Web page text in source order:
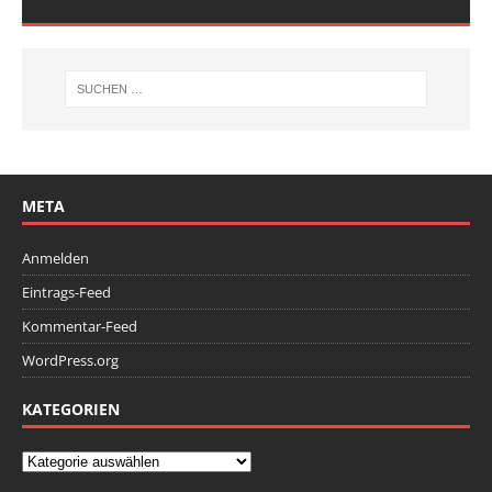
META
Anmelden
Eintrags-Feed
Kommentar-Feed
WordPress.org
KATEGORIEN